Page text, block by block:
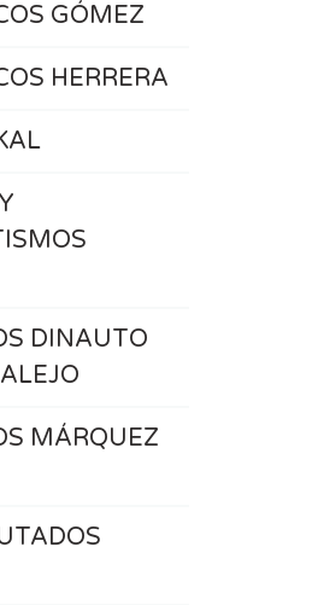
GÓMEZ
HERRERA
DINAUTO
MÁRQUEZ